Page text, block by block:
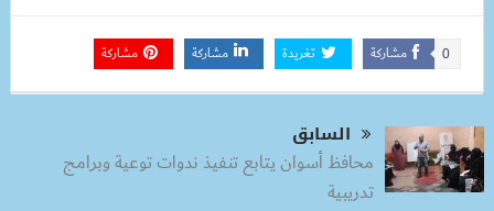
مشاركة 0 تغريدة مشاركة مشاركة
السابق
محافظ أسوان يتابع تنفيذ ندوات توعية وبرامج
تدريبية